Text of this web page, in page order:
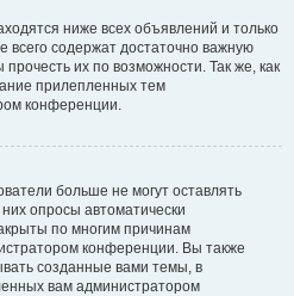
ниже всех объявлений и только
всего содержат достаточно важную
их по возможности. Так же, как
прилепленных тем
конференции.
больше не могут оставлять
опросы автоматически
по многим причинам
конференции. Вы также
созданные вами темы, в
вам администратором